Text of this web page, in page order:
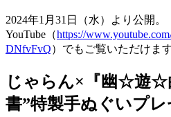
2024年1月31日（水）より公開。
YouTube（https://
DNfvFvQ）でもご覧いただけます
じゃらん×『幽☆遊☆
書”特製手ぬぐいプ